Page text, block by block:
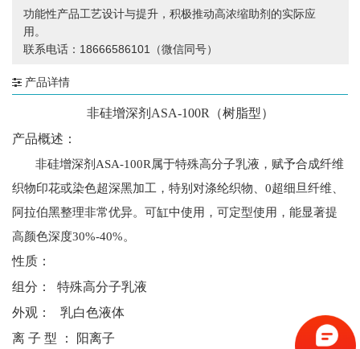
功能性产品工艺设计与提升，积极推动高浓缩助剂的实际应
用。
联系电话：18666586101（微信同号）
产品详情
非硅增深剂 ASA-100R（树脂型）
产品概述 ：
非硅增深剂ASA-100R属于特殊高分子乳液 ， 赋予合成纤维
织物印花或染色超深黑加工 ， 特别对涤纶织物、 0超细旦纤维、
阿拉伯黑整理非常优异。可缸中使用，可定型使用， 能显著提
高颜色深度30%-40%。
性质 ：
组分：
特殊高分子乳液
外观 ：
乳白色液体
离 子 型 ： 阳离子